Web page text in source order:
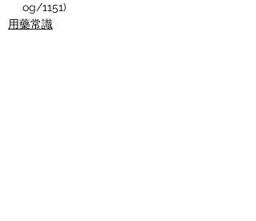
og/1151)
用藥常識